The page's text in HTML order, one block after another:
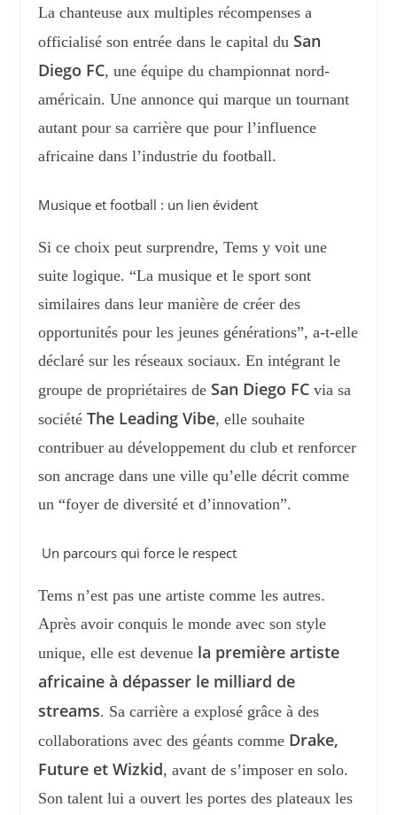
La chanteuse aux multiples récompenses a
officialisé son entrée dans le capital du San
Diego FC, une équipe du championnat nord-
américain. Une annonce qui marque un tournant
autant pour sa carrière que pour l’influence
africaine dans l’industrie du football.
Musique et football : un lien évident
Si ce choix peut surprendre, Tems y voit une
suite logique. “La musique et le sport sont
similaires dans leur manière de créer des
opportunités pour les jeunes générations”, a-t-elle
déclaré sur les réseaux sociaux. En intégrant le
groupe de propriétaires de San Diego FCvia sa
société The Leading Vibe, elle souhaite
contribuer au développement du club et renforcer
son ancrage dans une ville qu’elle décrit comme
un “foyer de diversité et d’innovation”.
Un parcours qui force le respect
Tems n’est pas une artiste comme les autres.
Après avoir conquis le monde avec son style
unique, elle est devenue la première artiste
africaine à dépasser le milliard de
streams. Sa carrière a explosé grâce à des
collaborations avec des géants comme Drake,
Future et Wizkid, avant de s’imposer en solo.
Son talent lui a ouvert les portes des plateaux les